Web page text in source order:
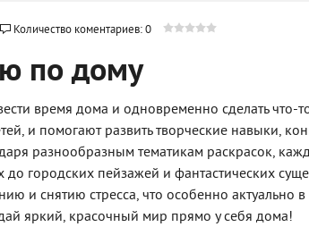
Количество коментариев: 0
по дому
время дома и одновременно сделать что-
и помогают развить творческие навыки,
разнообразным тематикам раскрасок,
городских пейзажей и фантастических
и снятию стресса, что особенно актуально
яркий, красочный мир прямо у себя дома!